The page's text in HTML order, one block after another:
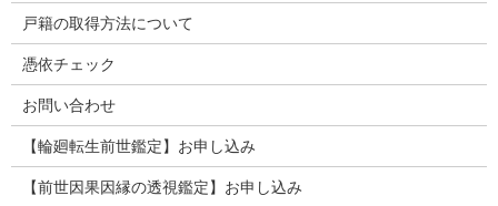
戸籍の取得方法について
憑依チェック
お問い合わせ
【輪廻転生前世鑑定】お申し込み
【前世因果因縁の透視鑑定】お申し込み